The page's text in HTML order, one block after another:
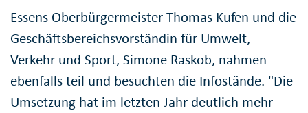
Essens Oberbürgermeister Thomas Kufen und die
Geschäftsbereichsvorständin für Umwelt,
Verkehr und Sport, Simone Raskob, nahmen
ebenfalls teil und besuchten die Infostände. "Die
Umsetzung hat im letzten Jahr deutlich mehr